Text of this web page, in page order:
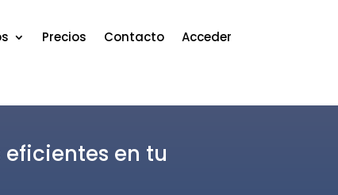
Precios Contacto Acceder
en tu